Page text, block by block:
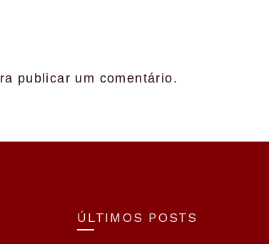
publicar um comentário.
ÚLTIMOS POSTS